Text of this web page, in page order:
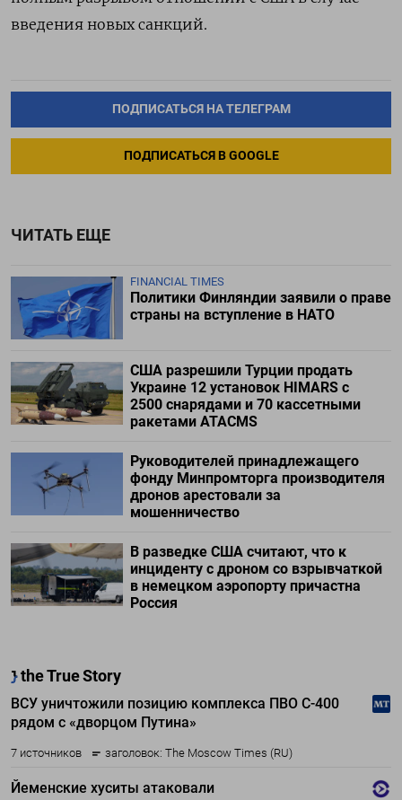
введения новых санкций.
ПОДПИСАТЬСЯ НА ТЕЛЕГРАМ
ПОДПИСАТЬСЯ В GOOGLE
ЧИТАТЬ ЕЩЕ
FINANCIAL TIMES
Политики Финляндии заявили о праве
страны на вступление в НАТО
США разрешили Турции продать
Украине 12 установок HIMARS с
2500 снарядами и 70 кассетными
ракетами ATACMS
Руководителей принадлежащего
фонду Минпромторга производителя
дронов арестовали за
мошенничество
В разведке США считают, что к
инциденту с дроном со взрывчаткой
в немецком аэропорту причастна
Россия